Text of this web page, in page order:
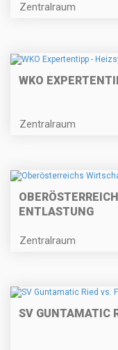
Zentralraum
WKO
Zentralraum
ENTLASTUNG
Zentralraum
SV GUNTAMATIC